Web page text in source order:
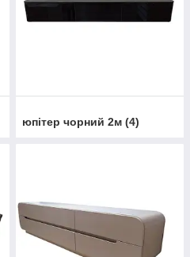
юпітер чорний 2м (4)